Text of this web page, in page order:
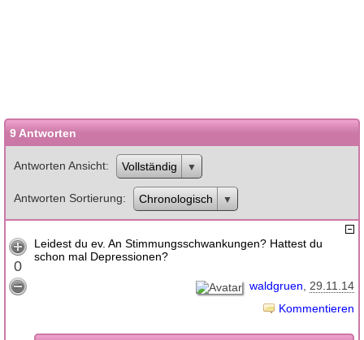
9 Antworten
Antworten Ansicht Vollständig
Antworten Sortierung Chronologisch
0
Leidest du ev. An Stimmungsschwankungen? Hattest du
schon mal Depressionen?
waldgruen 29.11.14
Kommentieren